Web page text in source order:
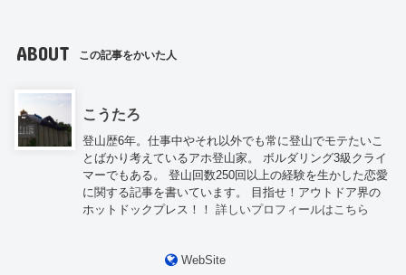
ABOUT この記事をかいた人
こうたろ
登山歴6年。仕事中やそれ以外でも常に登山でモテたいこ
とばかり考えているアホ登山家。 ボルダリング3級クライ
マーでもある。 登山回数250回以上の経験を生かした恋愛
に関する記事を書いています。 目指せ！アウトドア界の
ホットドックプレス！！詳しいプロフィールはこちら
WebSite